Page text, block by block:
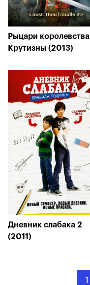
Рыцари королевства
Крутизны (2013)
Дневник слабака 2
(2011)
1